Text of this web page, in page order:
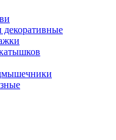
декоративные